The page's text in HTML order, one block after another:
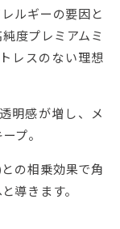
ルギーの要因と
度プレミアムミ
レスのない理想
明感が増し、メ
プ。
の相乗効果で角
導きます。